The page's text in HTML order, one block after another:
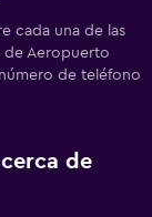
cada una de las
de Aeropuerto
de teléfono
de